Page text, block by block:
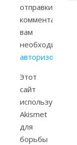
отправки
комментария
вам
необходимо
авторизоваться
Этот
сайт
использует
Akismet
для
борьбы